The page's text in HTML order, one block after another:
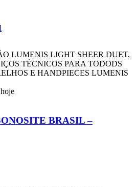
LUMENIS LIGHT SHEER DUET,
TÉCNICOS PARA TODODS
E HANDPIECES LUMENIS
BRASIL –